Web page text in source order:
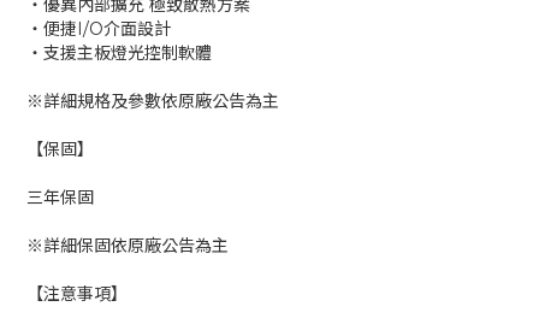
‧優異內部擴充 極致散熱方案
‧便捷I/O介面設計
‧支援主板燈光控制軟體
※詳細規格及參數依原廠公告為主
【保固】
三年保固
※詳細保固依原廠公告為主
【注意事項】